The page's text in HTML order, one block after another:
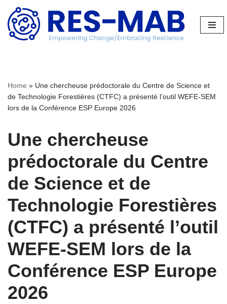
Aller
au
Home » Une chercheuse prédoctorale du Centre de Science et
de Technologie Forestières (CTFC) a présenté l’outil WEFE-SEM
lors de la Conférence ESP Europe 2026
Une chercheuse
prédoctorale du Centre
de Science et de
Technologie Forestières
(CTFC) a présenté l’outil
WEFE-SEM lors de la
Conférence ESP Europe
2026